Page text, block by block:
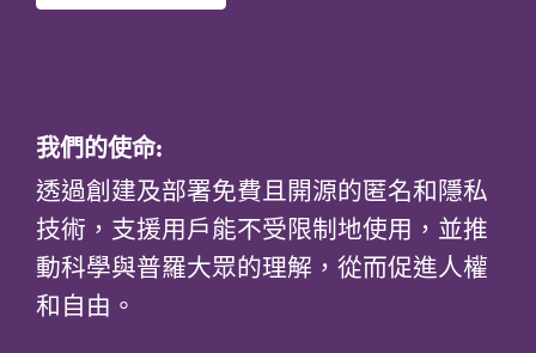
我們的使命:
透過創建及部署免費且開源的匿名和隱私
技術，支援用戶能不受限制地使用，並推
動科學與普羅大眾的理解，從而促進人權
和自由。